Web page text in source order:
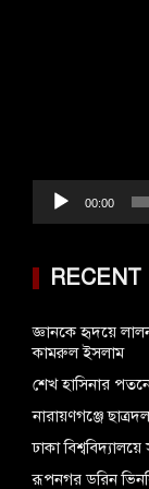
00:00
RECENT
জ্ঞানকে হৃদয়ে
কামরুল ইসলাম
শেখ হাসিনার
‎নারায়ণগঞ্জে
ঢাকা
রূপনগর ডরিন